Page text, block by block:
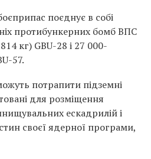
поєднує в собі
протибункерних бомб ВПС
кг) GBU-28 і 27 000-
57.
потрапити підземні
для розміщення
ескадрилій і
своєї ядерної програми,